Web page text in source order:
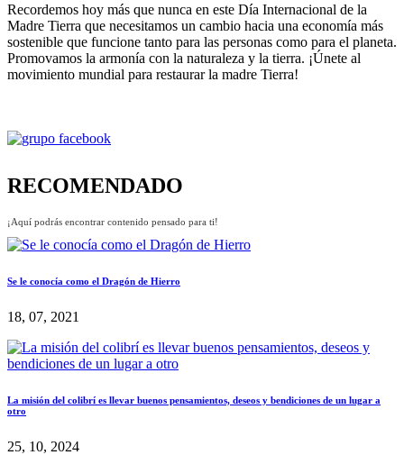
Recordemos hoy más que nunca en este Día Internacional de la
Madre Tierra que necesitamos un cambio hacia una economía más
sostenible que funcione tanto para las personas como para el planeta.
Promovamos la armonía con la naturaleza y la tierra. ¡Únete al
movimiento mundial para restaurar la madre Tierra!
RECOMENDADO
¡Aquí podrás encontrar contenido pensado para ti!
Se le conocía como el Dragón de Hierro
18, 07, 2021
La misión del colibrí es llevar buenos pensamientos, deseos y bendiciones de un lugar a
otro
25, 10, 2024